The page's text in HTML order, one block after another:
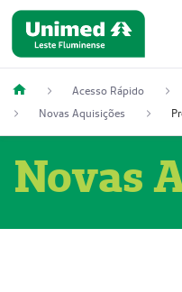
Acesso Rápido
Novas Aquisições
Novas